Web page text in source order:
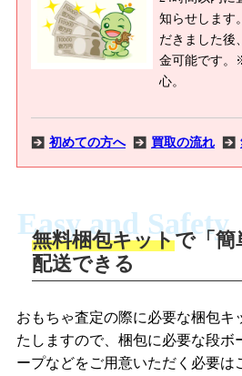
知らせします
だきました後
金可能です。
心。
初めての方へ 買取の流れ
商品撮影
商品を撮影し
を送信します。
LINEの友だち追加・査定画像を送
「ジョニージ
追加し、スマ
撮影したおも
Easy and Safety
無料梱包キットで「簡
配送できる
おもちゃ査定の際に必要な梱包キ
たしますので、梱包に必要な段ボ
ープなどをご用意いただく必要は